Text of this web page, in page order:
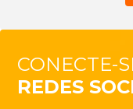
CONECTE-
REDES